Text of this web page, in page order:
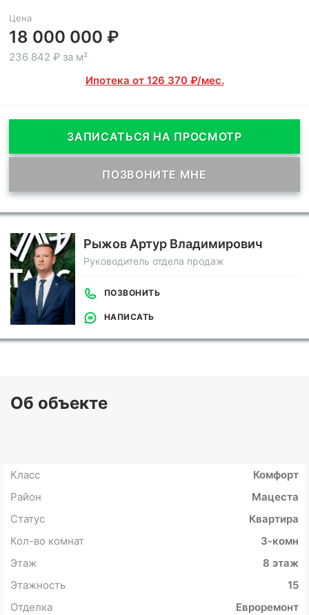
Цена
18 000 000 ₽
236 842 ₽ за м²
Ипотека от 126 370 ₽/мес.
ЗАПИСАТЬСЯ НА ПРОСМОТР
ПОЗВОНИТЕ МНЕ
Рыжов Артур Владимирович
Руководитель отдела продаж
ПОЗВОНИТЬ
НАПИСАТЬ
Об объекте
Класс
Комфорт
Район
Мацеста
Статус
Квартира
Кол-во комнат
3-комн
Этаж
8 этаж
Этажность
15
Отделка
Евроремонт